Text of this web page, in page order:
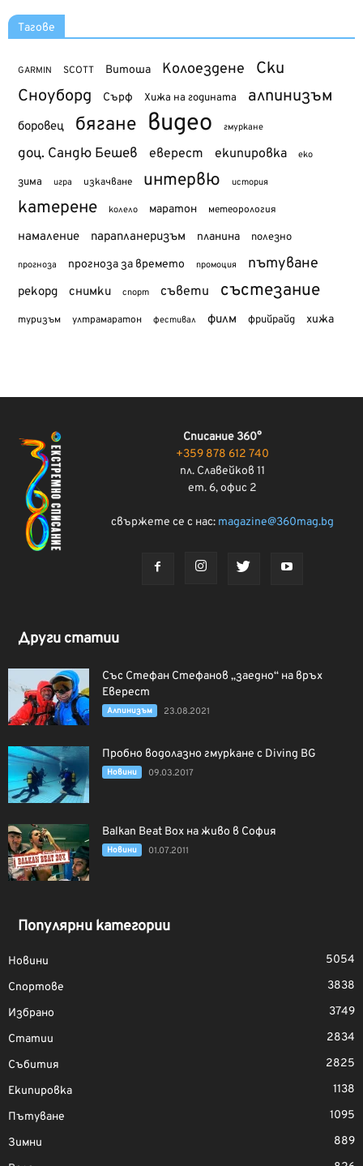
Тагове
GARMIN SCOTT Витоша Колоездене Ски
Сноуборд Сърф Хижа на годината алпинизъм
боровец бягане видео гмуркане
доц. Сандю Бешев еверест екипировка еко
зима игра изкачване интервю история
катерене колело маратон метеорология
намаление парапланеризъм планина полезно
прогноза прогноза за времето промоция пътуване
рекорд снимки спорт съвети състезание
туризъм ултрамаратон фестивал филм фрийрайд хижа
Списание 360°
+359 878 612 740
пл. Славейков 11
ет. 6, офис 2
свържете се с нас: magazine@360mag.bg
Други статии
Със Стефан Стефанов „заедно“ на връх
Еверест
Алпинизъм 23.08.2021
Пробно водолазно гмуркане с Diving BG
Новини 09.03.2017
Balkan Beat Box на живо в София
Новини 01.07.2011
Популярни категории
Новини
5054
Спортове
3838
Избрано
3749
Статии
2834
Събития
2825
Екипировка
1138
Пътуване
1095
Зимни
889